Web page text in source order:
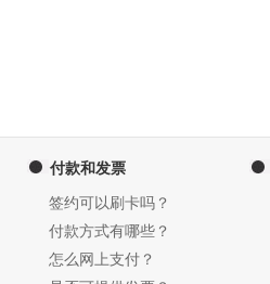
付款和发票
签约可以刷卡吗？
付款方式有哪些？
怎么网上支付？